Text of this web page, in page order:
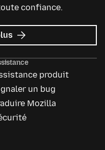
confiance.
sur
Mozilla
produit
un bug
Mozilla